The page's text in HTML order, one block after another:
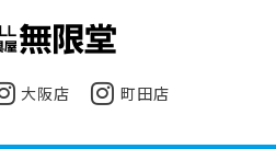
大阪店 町田店